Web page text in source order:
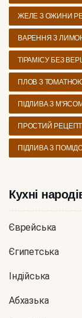
ЖЕЛЕ З ОЖИНИ
ВАРЕННЯ З
ТІРАМІСУ БЕЗ
ПЛОВ З
ПІДЛИВА З
ПРОСТИЙ РЕЦЕПТ
ПІДЛИВА З
Кухні
Єврейська
Єгипетська
Індійська
Абхазька